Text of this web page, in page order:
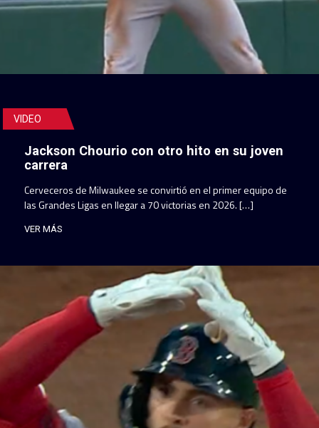
VIDEO
Jackson Chourio con otro hito en su joven
carrera
Cerveceros de Milwaukee se convirtió en el primer equipo de
las Grandes Ligas en llegar a 70 victorias en 2026. […]
VER MÁS